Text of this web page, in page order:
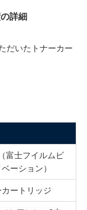
詳細
だいたトナーカー
富士フイルムビ
ーション）
ートリッジ